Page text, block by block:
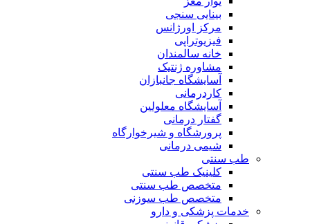
بینایی سنجی
مرکز اورژانس
فیزیوتراپی
خانه سالمندان
مشاوره ژنتیک
آسایشگاه جانبازان
کاردرمانی
آسایشگاه معلولین
گفتار درمانی
پرورشگاه و شیرخوارگاه
شیمی درمانی
طب سنتی
کلینیک طب سنتی
متخصص طب سنتی
متخصص طب سوزنی
خدمات پزشکی و دارو